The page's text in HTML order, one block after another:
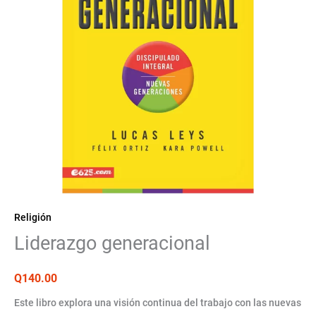
Religión
Liderazgo generacional
Q140.00
Este libro explora una visión continua del trabajo con las nuevas